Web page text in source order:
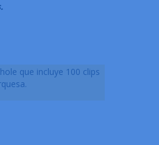
que incluye 100 clips